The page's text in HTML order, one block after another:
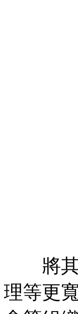
將其推
理等更寬